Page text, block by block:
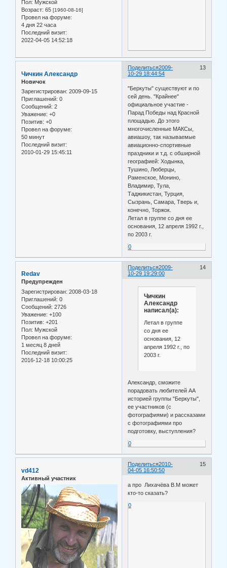
Пол: Мужской
Возраст: 65 [1960-08-16]
Провел на форуме:
4 дня 22 часа
Последний визит:
2022-04-05 14:52:18
Поделиться 13
2009-
10-29 18:44:54
Чичкин Александр
Новичок
Зарегистрирован: 2009-09-15
Приглашений: 0
Сообщений: 2
Уважение: +0
Позитив: +0
Провел на форуме:
50 минут
Последний визит:
2010-01-29 15:45:11
"Беркуты" существуют и по
сей день. "Крайнее"
официальное участие -
Парад Победы над Красной
площадью. До этого
многочисленные МАКСы,
авиашоу, так называемые
авиационно-спортивные
праздники и т.д. с обширной
географией: Ходынка,
Тушино, Люберцы,
Раменское, Монино,
Владимир, Тула,
Таджикистан, Турция,
Сызрань, Самара, Тверь и,
конечно, Торжок.
Летал в группе со дня ее
основания, 12 апреля 1992 г.,
по 2003 г.
0
Поделиться 14
2009-
10-29 19:29:00
Redav
Предупрежден
Зарегистрирован: 2008-03-18
Приглашений: 0
Сообщений: 2726
Уважение: +100
Позитив: +201
Пол: Мужской
Провел на форуме:
1 месяц 8 дней
Последний визит:
2016-12-18 10:00:25
Чичкин
Александр
написал(а):
Летал в группе
со дня ее
основания, 12
апреля 1992 г., по
2003 г.
Александр, сможите
порадовать любителей АА
историей группы "Беркуты",
ее участников (с
фотографиями) и рассказами
с фотографиями про
подготовку, выступления?
0
Поделиться 15
2010-
04-05 16:50:50
vd412
Активный участник
а про Лихачёва В.М может
кто-то сказать?
0